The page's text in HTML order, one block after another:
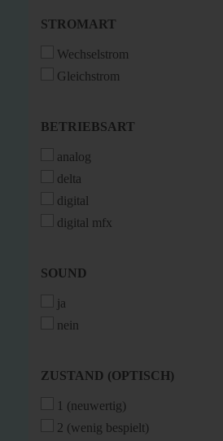
STROMART
STROMART
Wechselstrom
Gleichstrom
BETRIEBSART
BETRIEBSART
analog
delta
digital
digital mfx
SOUND
SOUND
ja
nein
ZUSTAND
ZUSTAND (OPTISCH)
1 (neuwertig)
2 (wenig bespielt)